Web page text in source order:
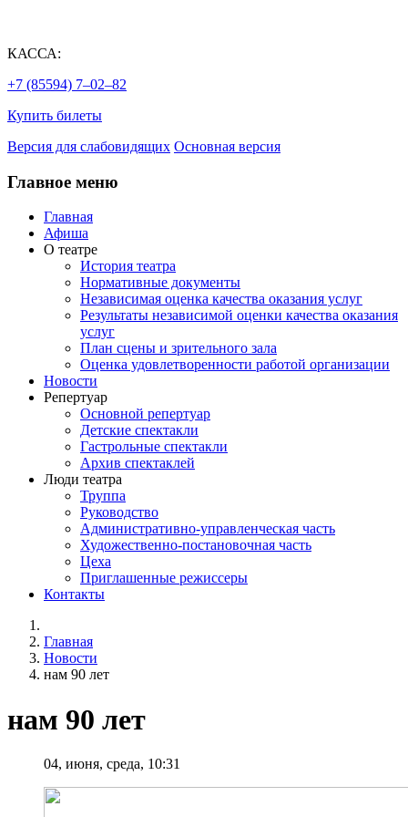
КАССА:
+7 (85594) 7‒02‒82
Купить билеты
Версия для слабовидящих Основная версия
Главное меню
Главная
Афиша
О театре
История театра
Нормативные документы
Независимая оценка качества оказания услуг
Результаты независимой оценки качества оказания
услуг
План сцены и зрительного зала
Оценка удовлетворенности работой организации
Новости
Репертуар
Основной репертуар
Детские спектакли
Гастрольные спектакли
Архив спектаклей
Люди театра
Труппа
Руководство
Административно-управленческая часть
Художественно-постановочная часть
Цеха
Приглашенные режиссеры
Контакты
Главная
Новости
нам 90 лет
нам 90 лет
04, июня, среда, 10:31